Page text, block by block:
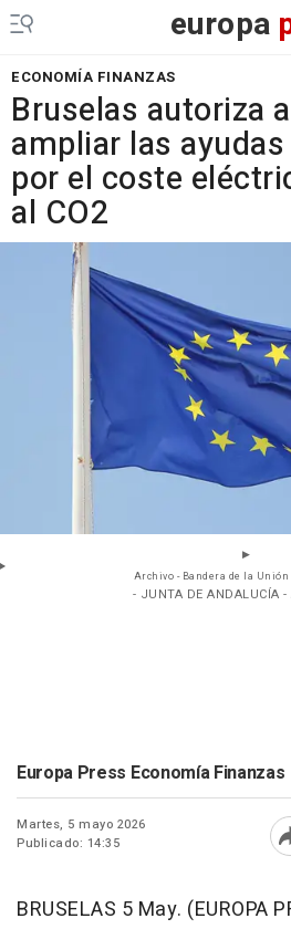
europa
ECONOMÍA FINANZAS
Bruselas autoriza
ampliar las
por el coste
al CO2
Archivo - Bandera de la Unión
- JUNTA DE ANDALUCÍA -
Europa Press Economía Finanzas
Martes, 5 mayo 2026
Publicado: 14:35
BRUSELAS 5 May. (EUROPA